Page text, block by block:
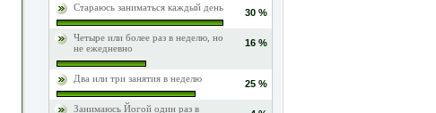
Стараюсь заниматься каждый день 30 %
Четыре или более раз в неделю, но
не ежедневно
16 %
Два или три занятия в неделю 25 %
Занимаюсь Йогой один раз в